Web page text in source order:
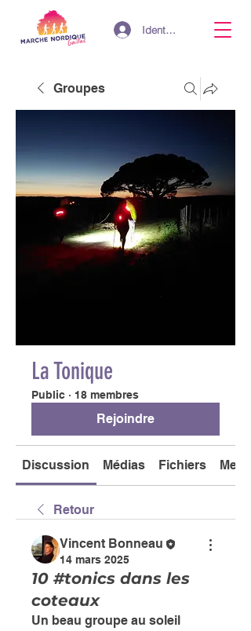
Identifiant
Groupes
La Tonique
Public · 18 membres
Rejoindre
Discussion Médias Fichiers
Retour
Vincent Bonneau
14 mars 2025
10 #tonics dans les
coteaux
Un beau groupe au soleil